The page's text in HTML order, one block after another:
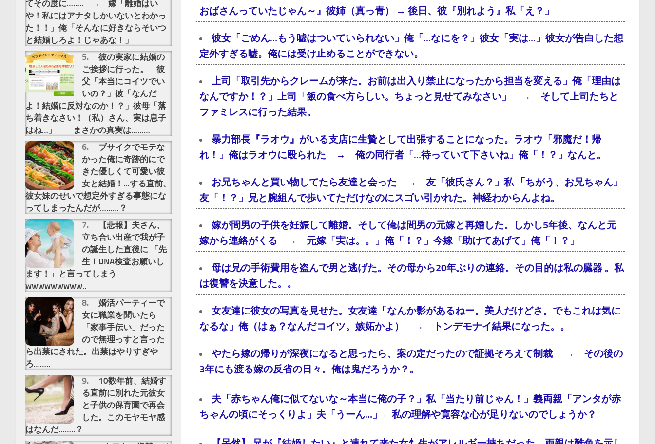
おばさんっていたじゃん～』彼姉（真っ青） → 後日、彼『別れよう』私「え？」
彼女「ごめん…もう嘘はついていられない」俺「…なにを？」彼女「実は…」彼女が告白した想
定外すぎる嘘。俺には受け止めることができない。
上司「取引先からクレームが来た。お前は出入り禁止になったから担当を変える」俺「理由は
なんですか！？」上司「飯の食べ方らしい。ちょっと見せてみなさい」 → そして上司たちと
ファミレスに行った結果。
暴力部長『ラオウ』がいる支店に生贄として出張することになった。ラオウ「邪魔だ！帰
れ！」俺はラオウに殴られた → 俺の同行者「…待っていて下さいね」俺「！？」なんと。
お兄ちゃんと買い物してたら友達と会った → 友「彼氏さん？」私 「ちがう、お兄ちゃん」
友「！？」兄と腕組んで歩いてただけなのにスゴい引かれた。神経わからんよね。
嫁が間男の子供を妊娠して離婚。そして俺は間男の元嫁と再婚した。しかし5年後、なんと元
嫁から連絡がくる → 元嫁「実は。。」俺「！？」今嫁「助けてあげて」俺「！？」
母は兄の手術費用を盗んで男と逃げた。その母から20年ぶりの連絡。その目的は私の臓器 。私
は復讐を決意した。。
女友達に彼女の写真を見せた。女友達「なんか影があるねー。美人だけどさ。でもこれは気に
なるな」俺（はぁ？なんだコイツ。嫉妬かよ） → トンデモナイ結果になった。。
やたら嫁の帰りが深夜になると思ったら、案の定だったので証拠そろえて制裁 → その後の
3年にも渡る嫁の反省の日々。俺は鬼だろうか？。
夫「赤ちゃん俺に似てないな～本当に俺の子？」私「当たり前じゃん！」義両親「アンタが赤
ちゃんの頃にそっくりよ」夫「うーん…」←私の理解や寛容な心が足りないのでしょうか？
てその度に…….. → 嫁「離婚はい
や！私にはアナタしかいないとわかっ
た！！」俺「そんなに好きならそいつ
と結婚しろよ！じゃあな！」
彼の実家に結婚の
ご挨拶に行った。 彼
父「本当にコイツでい
いの？」彼「なんだ
よ！結婚に反対なのか！？」彼母「落
ち着きなさい！（私）さん、実は息子
はね…」 まさかの真実は………
ブサイクでモテな
かった俺に奇跡的にで
きた優しくて可愛い彼
女と結婚！…する直前、
彼女妹のせいで想定外すぎる事態にな
ってしまったんだが………？
【悲報】夫さん、
立ち合い出産で我が子
の誕生した直後に 「先
生！DNA検査お願いし
ます！」と言ってしまう
wwwwwwwww..
婚活パーティーで
女に職業を聞いたら
「家事手伝い」だった
ので無理っすと言った
ら出禁にされた。出禁はやりすぎや
ろ……..
10数年前、結婚す
る直前に別れた元彼女
と子供の保育園で再会
した。このモヤモヤ感
はなんだ……..？